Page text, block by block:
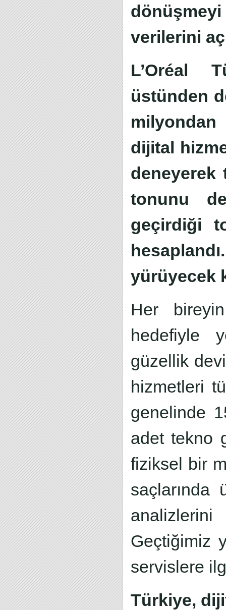
dönüşmeyi
verilerini
L’Oréal
üstünden
dijital
deneyerek
tonunu
geçirdiği
yürüyecek
Her
hedefiyle
güzellik
hizmetleri
genelinde
adet tekno
fiziksel bir
saçlarında
Geçtiğimiz
servislere
Türkiye,